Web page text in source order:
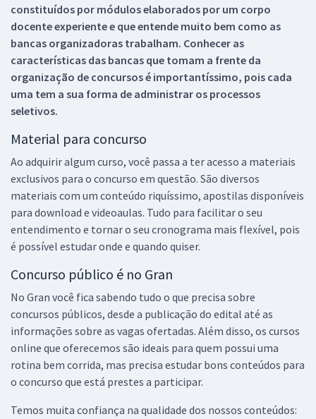
constituídos por módulos elaborados por um corpo
docente experiente e que entende muito bem como as
bancas organizadoras trabalham. Conhecer as
características das bancas que tomam a frente da
organização de concursos é importantíssimo, pois cada
uma tem a sua forma de administrar os processos
seletivos.
Material para concurso
Ao adquirir algum curso, você passa a ter acesso a materiais
exclusivos para o concurso em questão. São diversos
materiais com um conteúdo riquíssimo, apostilas disponíveis
para download e videoaulas. Tudo para facilitar o seu
entendimento e tornar o seu cronograma mais flexível, pois
é possível estudar onde e quando quiser.
Concurso público é no Gran
No Gran você fica sabendo tudo o que precisa sobre
concursos públicos, desde a publicação do edital até as
informações sobre as vagas ofertadas. Além disso, os cursos
online que oferecemos são ideais para quem possui uma
rotina bem corrida, mas precisa estudar bons conteúdos para
o concurso que está prestes a participar.
Temos muita confiança na qualidade dos nossos conteúdos: